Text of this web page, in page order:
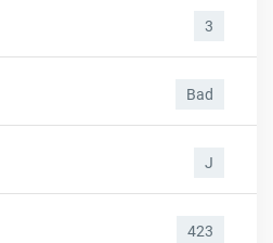
3
Bad
J
423